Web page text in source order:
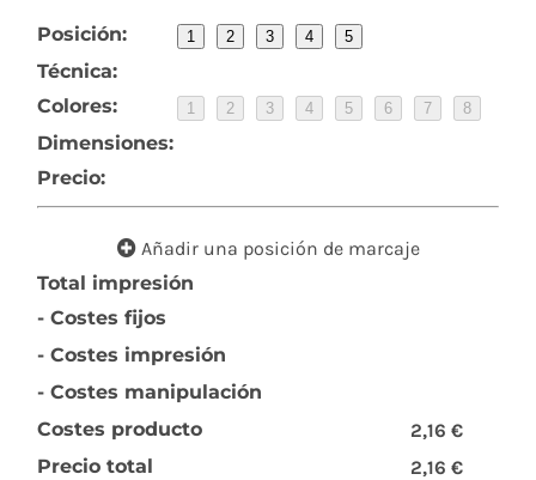
Posición: 1 2 3 4 5
Técnica:
Colores:
1 2 3 4 5 6 7 8
Dimensiones:
Precio:
Añadir una posición de marcaje
Total impresión
- Costes fijos
- Costes impresión
- Costes manipulación
Costes producto
2,16 €
Precio total
2,16 €